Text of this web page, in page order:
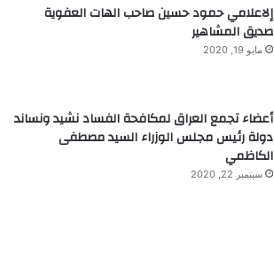
إلاعلامي حمود حسين صاحب الهات العفوية
صديق المشاهير
مايو 19, 2020
أعضاء تجمع العراق لمكافحة الفساد نشيد ونساند
دولة رئيس مجلس الوزراء السيد مصطفى
الكاظمي
سبتمبر 22, 2020